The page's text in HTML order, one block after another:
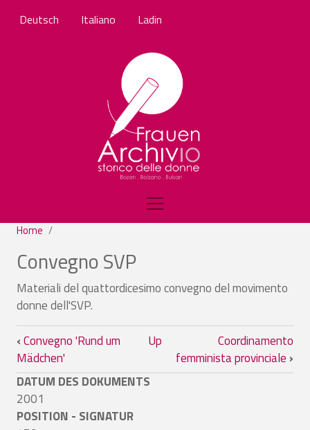
Deutsch Italiano Ladin
Home
Convegno SVP
Materiali del quattordicesimo convegno del movimento
donne dell'SVP.
Book traversal links for Convegno SVP
‹Convegno 'Rund um
Mädchen'
Up
Coordinamento
femminista provinciale ›
DATUM DES DOKUMENTS
2001
POSITION - SIGNATUR